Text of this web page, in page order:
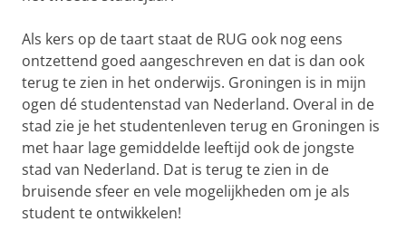
Als kers op de taart staat de RUG ook nog eens
ontzettend goed aangeschreven en dat is dan ook
terug te zien in het onderwijs. Groningen is in mijn
ogen dé studentenstad van Nederland. Overal in de
stad zie je het studentenleven terug en Groningen is
met haar lage gemiddelde leeftijd ook de jongste
stad van Nederland. Dat is terug te zien in de
bruisende sfeer en vele mogelijkheden om je als
student te ontwikkelen!